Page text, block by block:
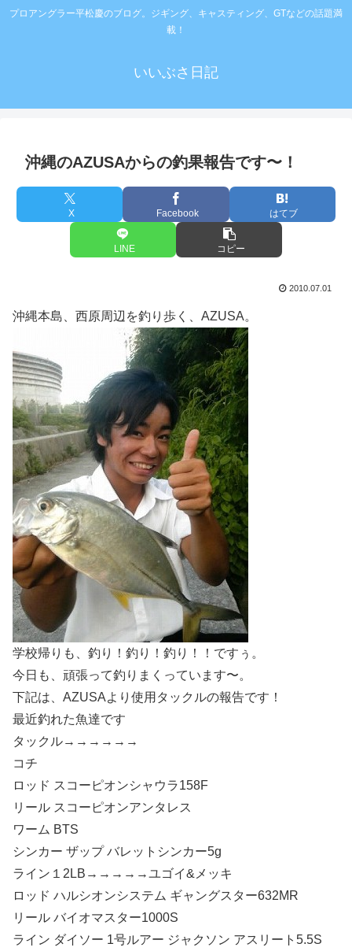
プロアングラー平松慶のブログ。ジギング、キャスティング、GTなどの話題満
載！
いいぶさ日記
沖縄のAZUSAからの釣果報告です〜！
X Facebook はてブ
LINE コピー
2010.07.01
沖縄本島、西原周辺を釣り歩く、AZUSA。
学校帰りも、釣り！釣り！釣り！！ですぅ。
今日も、頑張って釣りまくっています〜。
下記は、AZUSAより使用タックルの報告です！
最近釣れた魚達です
タックル→→→→→→
コチ
ロッド スコーピオンシャウラ158F
リール スコーピオンアンタレス
ワーム BTS
シンカー ザップ バレットシンカー5g
ライン１2LB→→→→→ユゴイ&メッキ
ロッド ハルシオンシステム ギャングスター632MR
リール バイオマスター1000S
ライン ダイソー 1号ルアー ジャクソン アスリート5.5S